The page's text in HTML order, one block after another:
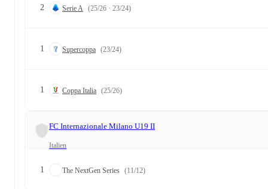
2 Serie A (25/26 · 23/24)
1 Supercoppa (23/24)
1 Coppa Italia (25/26)
FC Internazionale Milano U19 II
Italien
1 The NextGen Series (11/12)